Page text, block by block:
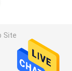
Site